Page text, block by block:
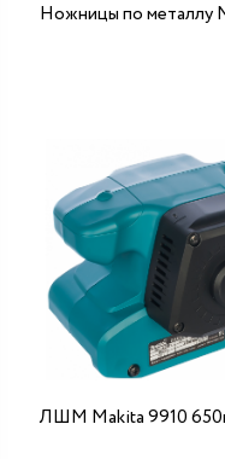
Ножницы по металлу
ЛШМ Makita 9910